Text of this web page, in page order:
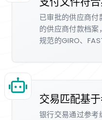
已审批的供应商
的供应商付款档
规范的GIRO、
交易匹配基
银行交易通过参考